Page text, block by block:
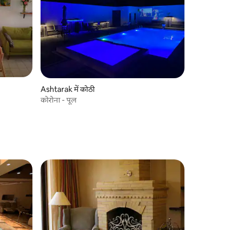
Ashtarak में कोठी
कोरोना - पूल